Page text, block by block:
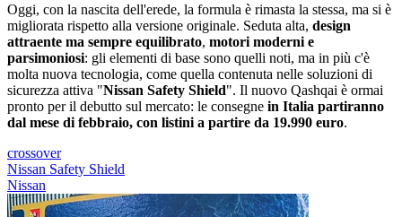
Oggi, con la nascita dell'erede, la formula è rimasta la stessa, ma si è
migliorata rispetto alla versione originale. Seduta alta, design
attraente ma sempre equilibrato, motori moderni e
parsimoniosi: gli elementi di base sono quelli noti, ma in più c'è
molta nuova tecnologia, come quella contenuta nelle soluzioni di
sicurezza attiva "Nissan Safety Shield". Il nuovo Qashqai è ormai
pronto per il debutto sul mercato: le consegne in Italia partiranno
dal mese di febbraio, con listini a partire da 19.990 euro.
crossover
Nissan Safety Shield
Nissan